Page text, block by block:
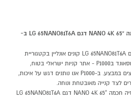
למה כדאי לקנות טלוויזיה חכמה "65 NANO 4K דגם LG 65NANO81T6A ב-
טלוויזיה חכמה "65 NANO 4K דגם LG 65NANO81T6A קונים אונליין בקטגוריית
טלויזיות LED במחלקת טלויזיות וסאונד בP1000 - אתר קניות ישראלי בטוח,
משתלם ונוח המציע מוצרים מומלצים במבצע. ב-P1000 אנו נותנים דגש על איכות,
לצד קנייה מאובטחת ונוחה.
אצלנו, קניות באינטרנט של טלוויזיה חכמה "65 NANO 4K דגם LG 65NANO81T6A